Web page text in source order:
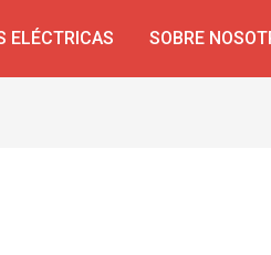
ELÉCTRICAS SOBRE